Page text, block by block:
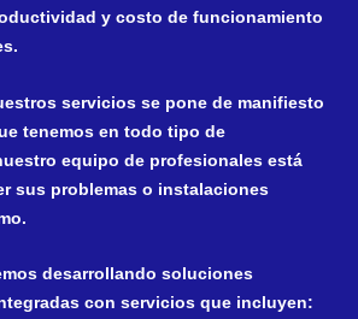
y costo de funcionamiento
servicios se pone de manifiesto
tenemos en todo tipo de
equipo de profesionales está
sus problemas o instalaciones
desarrollando soluciones
con servicios que incluyen: